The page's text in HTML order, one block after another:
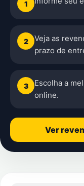
1
2
Veja as
prazo de
3
Escolha a
online.
Ver